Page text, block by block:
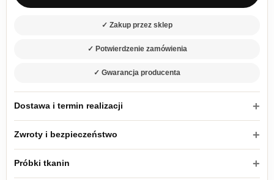
✓ Zakup przez sklep
✓ Potwierdzenie zamówienia
✓ Gwarancja producenta
Dostawa i termin realizacji
Zwroty i bezpieczeństwo
Próbki tkanin